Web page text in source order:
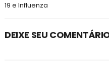
19 e Influenza
DEIXE SEU